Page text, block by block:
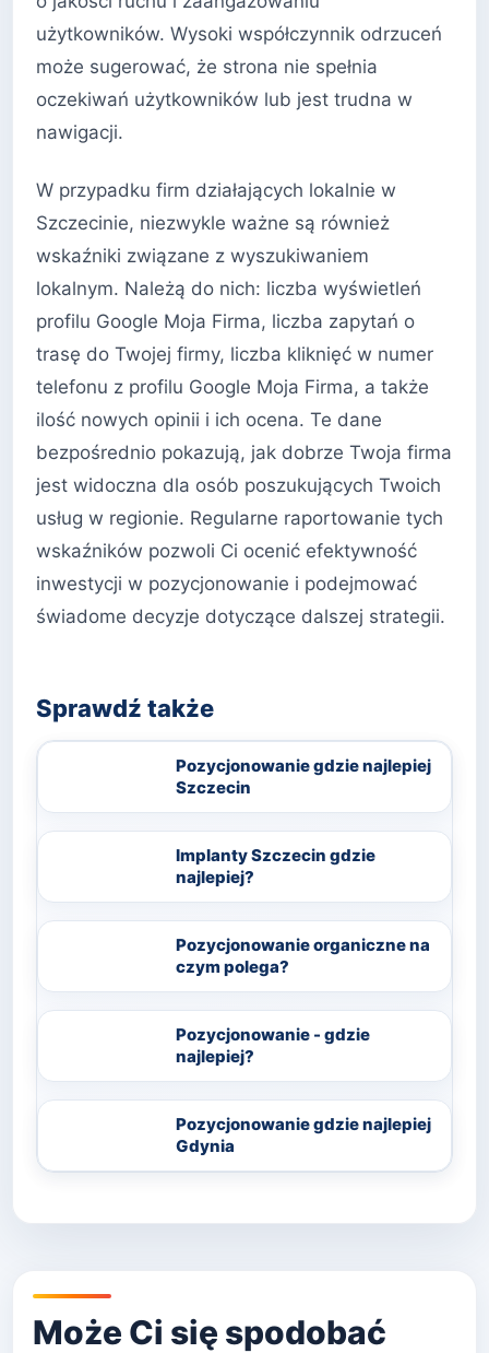
użytkowników. Wysoki współczynnik odrzuceń
może sugerować, że strona nie spełnia
oczekiwań użytkowników lub jest trudna w
nawigacji.
W przypadku firm działających lokalnie w
Szczecinie, niezwykle ważne są również
wskaźniki związane z wyszukiwaniem
lokalnym. Należą do nich: liczba wyświetleń
profilu Google Moja Firma, liczba zapytań o
trasę do Twojej firmy, liczba kliknięć w numer
telefonu z profilu Google Moja Firma, a także
ilość nowych opinii i ich ocena. Te dane
bezpośrednio pokazują, jak dobrze Twoja firma
jest widoczna dla osób poszukujących Twoich
usług w regionie. Regularne raportowanie tych
wskaźników pozwoli Ci ocenić efektywność
inwestycji w pozycjonowanie i podejmować
świadome decyzje dotyczące dalszej strategii.
Sprawdź także
Pozycjonowanie gdzie najlepiej
Szczecin
Implanty Szczecin gdzie
najlepiej?
Pozycjonowanie organiczne na
czym polega?
Pozycjonowanie - gdzie
najlepiej?
Pozycjonowanie gdzie najlepiej
Gdynia